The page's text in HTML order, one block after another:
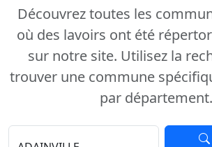
Découvrez toutes les
où des lavoirs ont été
sur notre site. Utilisez la
trouver une commune
par département.